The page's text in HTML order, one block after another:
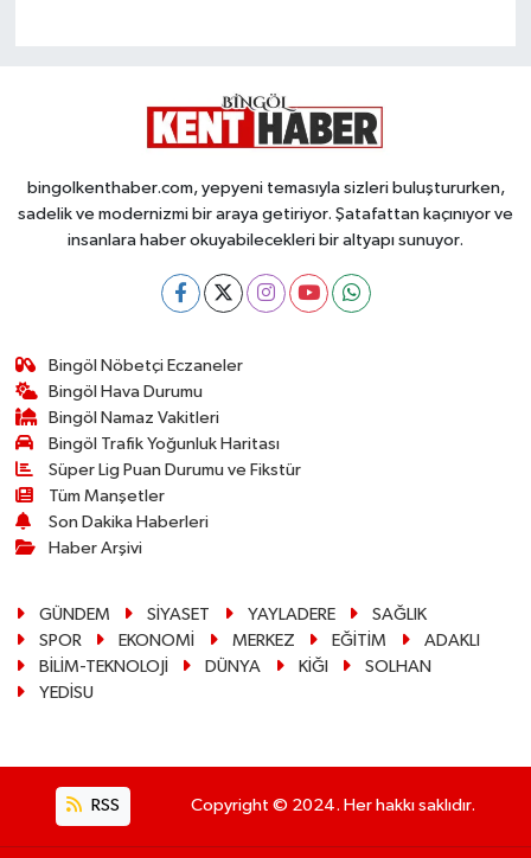
bingolkenthaber.com, yepyeni temasıyla sizleri buluştururken,
sadelik ve modernizmi bir araya getiriyor. Şatafattan kaçınıyor ve
insanlara haber okuyabilecekleri bir altyapı sunuyor.
Bingöl Nöbetçi Eczaneler
Bingöl Hava Durumu
Bingöl Namaz Vakitleri
Bingöl Trafik Yoğunluk Haritası
Süper Lig Puan Durumu ve Fikstür
Tüm Manşetler
Son Dakika Haberleri
Haber Arşivi
GÜNDEM SİYASET YAYLADERE
SAĞLIK
SPOR
EKONOMİ MERKEZ EĞİTİM
ADAKLI
BİLİM-TEKNOLOJİ
DÜNYA KİĞI
SOLHAN
YEDİSU
RSS Copyright © 2024. Her hakkı saklıdır.